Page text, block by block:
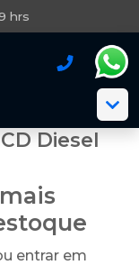
hrs
Diesel
entrar em